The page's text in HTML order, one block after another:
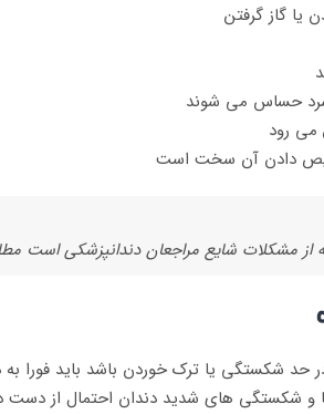
گاز گرفتن
سرد حساس می شوند
می رود
دادن آن سخت است
از مشکلات شایع مراجعان دندانپزشکی است
شکستگی یا ترک خوردن باشد باید فورا به
شکستگی های شدید دندان احتمال از دست